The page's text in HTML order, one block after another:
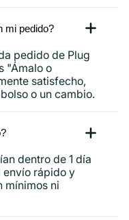
mi pedido?
pedido de Plug
"Ámalo o
satisfecho,
o un cambio.
dentro de 1 día
envío rápido y
mínimos ni